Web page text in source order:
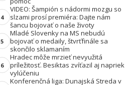
4
VIDEO: Šampión s nádormi mozgu so
slzami prosí premiéra: Dajte nám
šancu bojovať o naše životy
5
Mladé Slovenky na MS nebudú
bojovať o medaily, štvrťfinále sa
skončilo sklamaním
6
Hradec môže mrzieť nevyužitá
príležitosť. Besiktas zvíťazil aj napriek
vylúčeniu
Konferenčná liga: Dunajská Streda v